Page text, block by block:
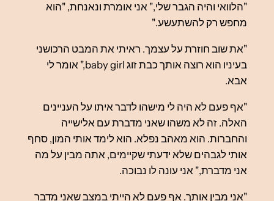
"הלוואי והיה הגבר שלי," אני אומרת ונאנחת, "הוא
מחפש רק להשתעשע."
"את שוב חוזרת על עצמך. ראיתי את המבט הרכושני
בעיניו הוא רוצה אותך כבת זוג baby girl," אומר לי
אבא.
"אף פעם לא היה לי מישהו לדבר איתו על העניינים
האלה. זה לא משהו שאני מדברת עם אלישייה
והחברות. הוא מאהב נפלא. הוא לימד אותי המון, סחף
אותי לגבהים שלא ידעתי שקיימים, אתה מבין על מה
אני מדברת," אני עונה לו נבוכה.
"אני מבין אותך. אף פעם לא הייתי במצב שאני מדבר